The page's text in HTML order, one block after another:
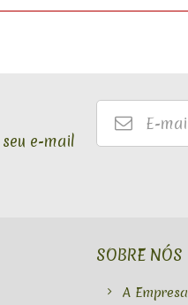
e-mail
E-
SOBRE NÓS
A Empresa